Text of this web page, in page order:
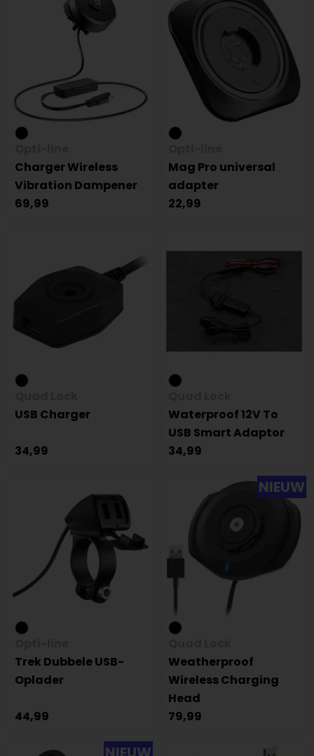
Charger Wireless
Vibration Dampener
69,99
Mag Pro universal
adapter
22,99
USB Charger
34,99
Waterproof 12V To
USB Smart Adaptor
34,99
Trek Dubbele USB-
Oplader
44,99
NIEUW
Weatherproof
Wireless Charging
Head
79,99